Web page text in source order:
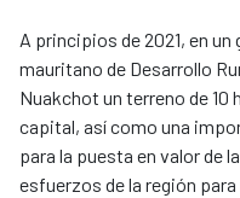
A principios de 2021, en
mauritano de Desarrollo
Nuakchot un terreno de 10
capital, así como una
para la puesta en valor de
esfuerzos de la región